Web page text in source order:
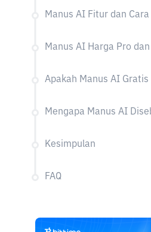
Manus AI Fitur dan
Manus AI Harga Pro
Apakah Manus AI
Mengapa Manus AI
Kesimpulan
FAQ